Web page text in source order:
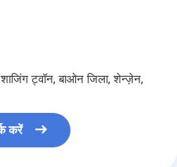
ट्वॉन, बाओन जिला, शेन्ज़ेन,
करें